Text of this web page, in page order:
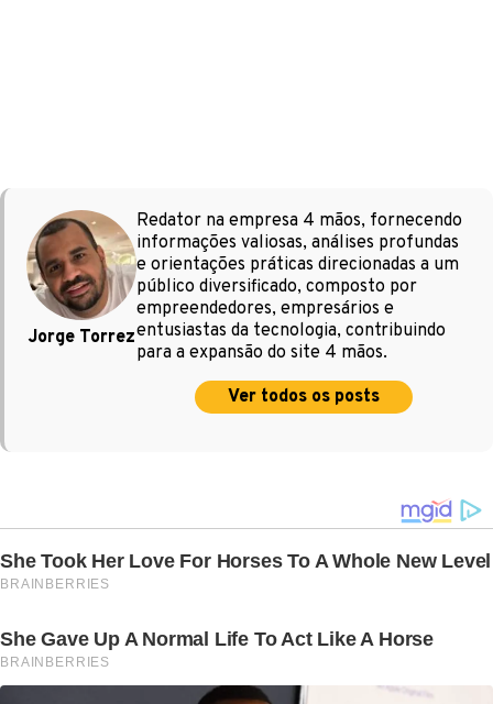
Jorge Torrez
Redator na empresa 4 mãos, fornecendo
informações valiosas, análises profundas
e orientações práticas direcionadas a um
público diversificado, composto por
empreendedores, empresários e
entusiastas da tecnologia, contribuindo
para a expansão do site 4 mãos.
Ver todos os posts